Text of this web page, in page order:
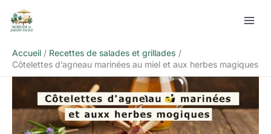
Accueil
Recettes de salades et grillades
Côtelettes d’agneau marinées au miel et aux herbes magiques
Rechercher